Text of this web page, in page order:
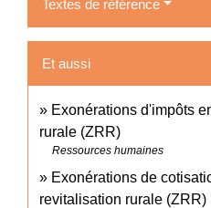
Textes de référence
Et aussi
Exonérations d'impôts
rurale (ZRR)
Ressources humaines
Exonérations de
revitalisation rurale (ZRR)